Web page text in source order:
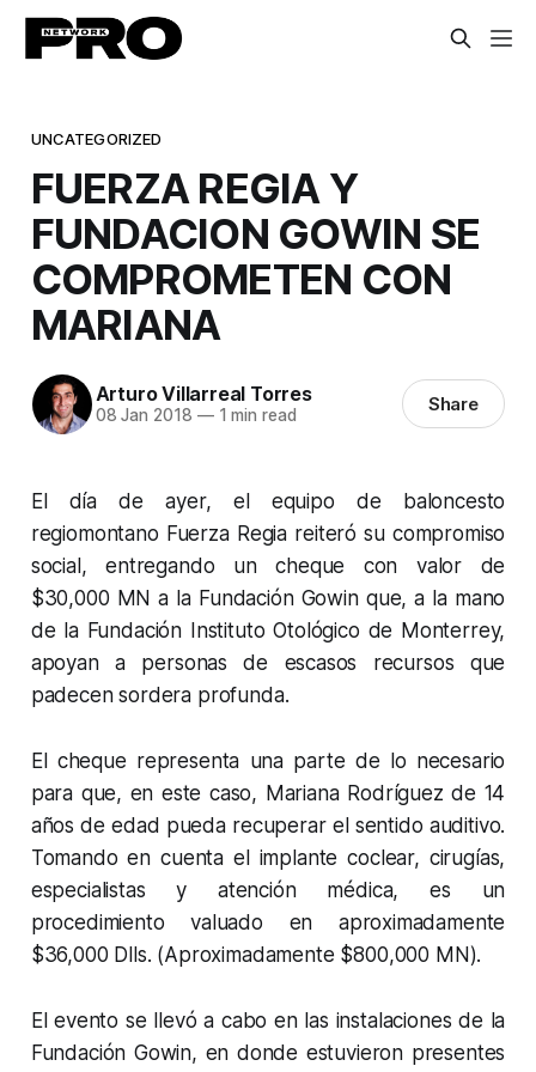
UNCATEGORIZED
FUERZA REGIA Y
FUNDACION GOWIN SE
COMPROMETEN CON
MARIANA
Arturo Villarreal Torres
08 Jan 2018 —1 min read Share
El día de ayer, el equipo de baloncesto
regiomontano Fuerza Regia reiteró su compromiso
social, entregando un cheque con valor de
$30,000 MN a la Fundación Gowin que, a la mano
de la Fundación Instituto Otológico de Monterrey,
apoyan a personas de escasos recursos que
padecen sordera profunda.
El cheque representa una parte de lo necesario
para que, en este caso, Mariana Rodríguez de 14
años de edad pueda recuperar el sentido auditivo.
Tomando en cuenta el implante coclear, cirugías,
especialistas y atención médica, es un
procedimiento valuado en aproximadamente
$36,000 Dlls. (Aproximadamente $800,000 MN).
El evento se llevó a cabo en las instalaciones de la
Fundación Gowin, en donde estuvieron presentes